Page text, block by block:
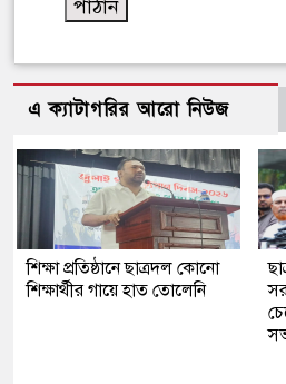
এ ক্যাটাগরির আরো নিউজ
শিক্ষা প্রতিষ্ঠানে ছাত্রদল কোনো
শিক্ষার্থীর গায়ে হাত তোলেনি